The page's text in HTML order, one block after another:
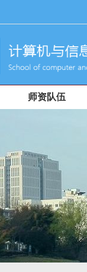
师资队伍